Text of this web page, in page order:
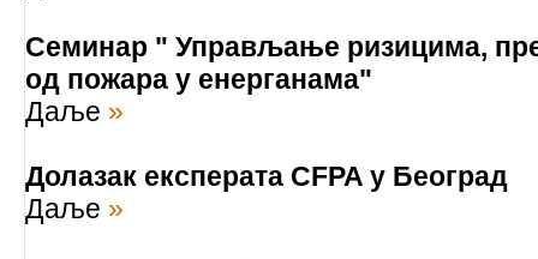
Семинар " Управљање ризицима,
од пожара у енерганама"
Даље »
Долазак експерата CFPA у Београд
Даље »